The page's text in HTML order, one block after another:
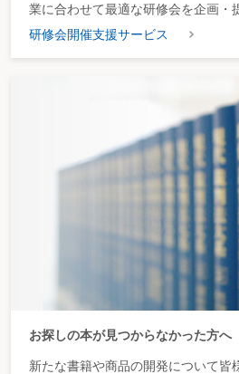
業に合わせて最適な研修会を企画・
研修会開催支援サービス
お探しの本が見つからなかった方へ
新たな書籍や商品の開発について皆